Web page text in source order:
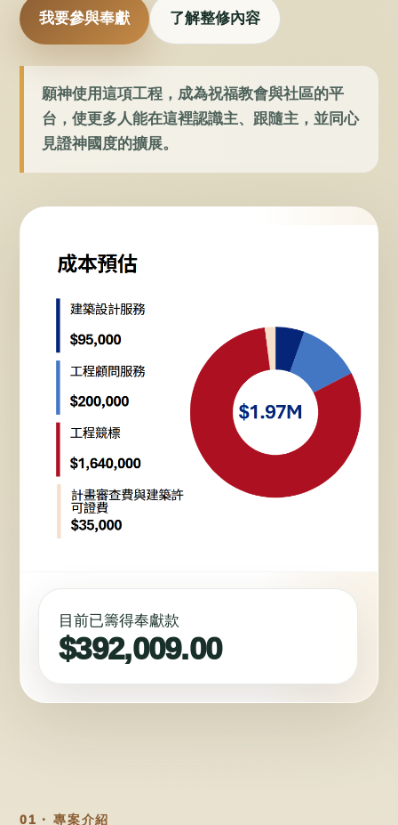
我要參與奉獻 了解整修內容
願神使用這項工程，成為祝福教會與社區的平
台，使更多人能在這裡認識主、跟隨主，並同心
見證神國度的擴展。
目前已籌得奉獻款
$392,009.00
01 · 專案介紹